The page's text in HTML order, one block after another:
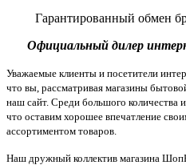
Гарантированный обмен
Официальный дилер
Уважаемые клиенты и посетители
что вы, рассматривая магазины
наш сайт. Среди большого количества
что оставим хорошее впечатление
ассортиментом товаров.
Наш дружный коллектив магазина